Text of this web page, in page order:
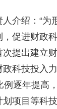
介绍：“为
促进财政
提出建立
科技投入
例逐年提高
项目等科